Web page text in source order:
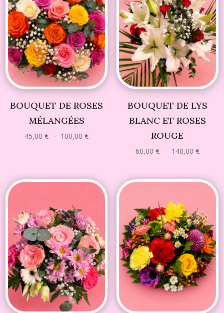
BOUQUET DE ROSES
MÉLANGÉES
45,00€ – 100,00€Plage
BOUQUET DE LYS
BLANC ET ROSES
ROUGE
60,00 € – 140,00 €Plage
à
140,00